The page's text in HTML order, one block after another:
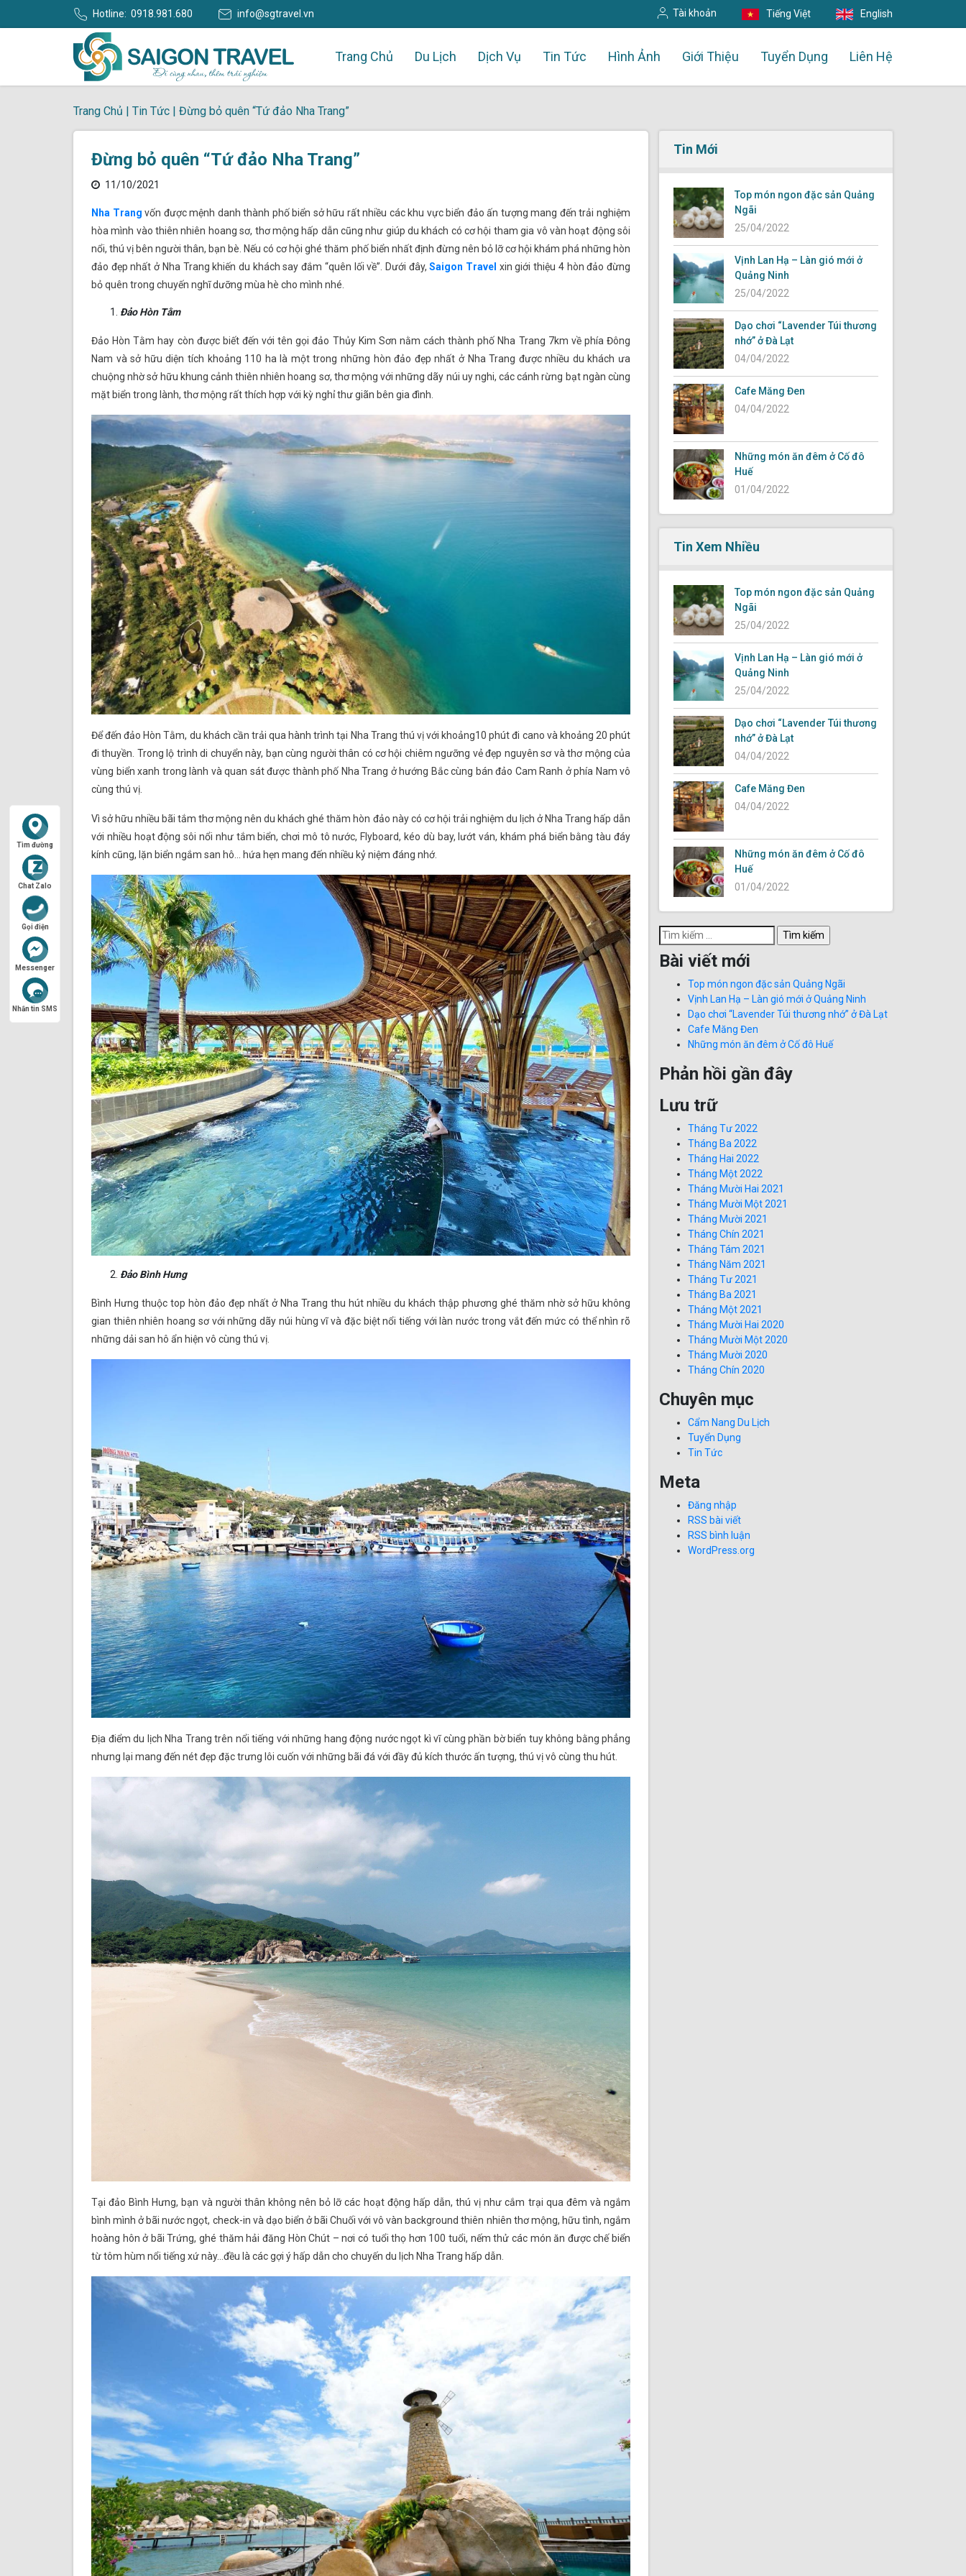
Hotline: 0918.981.680 info@sgtravel.vn Tài khoản Tiếng Việt English
Trang Chủ Du Lịch Dịch Vụ Tin Tức Hình Ảnh Giới Thiệu Tuyển Dụng Liên Hệ
Trang Chủ | Tin Tức | Đừng bỏ quên “Tứ đảo Nha Trang”
Đừng bỏ quên “Tứ đảo Nha Trang”
11/10/2021
Nha Trang vốn được mệnh danh thành phố biển sở hữu rất nhiều các khu vực biển đảo ấn tượng mang đến trải nghiệm
hòa mình vào thiên nhiên hoang sơ, thơ mộng hấp dẫn cũng như giúp du khách có cơ hội tham gia vô vàn hoạt động sôi
nổi, thú vị bên người thân, bạn bè. Nếu có cơ hội ghé thăm phố biển nhất định đừng nên bỏ lỡ cơ hội khám phá những hòn
đảo đẹp nhất ở Nha Trang khiến du khách say đắm “quên lối về”. Dưới đây,Saigon Travel xin giới thiệu 4 hòn đảo đừng
bỏ quên trong chuyến nghĩ dưỡng mùa hè cho mình nhé.
Đảo Hòn Tằm
Đảo Hòn Tằm hay còn được biết đến với tên gọi đảo Thủy Kim Sơn nằm cách thành phố Nha Trang 7km về phía Đông
Nam và sở hữu diện tích khoảng 110 ha là một trong những hòn đảo đẹp nhất ở Nha Trang được nhiều du khách ưa
chuộng nhờ sở hữu khung cảnh thiên nhiên hoang sơ, thơ mộng với những dãy núi uy nghi, các cánh rừng bạt ngàn cùng
mặt biển trong lành, thơ mộng rất thích hợp với kỳ nghỉ thư giãn bên gia đình.
Để đến đảo Hòn Tằm, du khách cần trải qua hành trình tại Nha Trang thú vị với khoảng10 phút đi cano và khoảng 20 phút
đi thuyền. Trong lộ trình di chuyển này, bạn cùng người thân có cơ hội chiêm ngưỡng vẻ đẹp nguyên sơ và thơ mộng của
vùng biển xanh trong lành và quan sát được thành phố Nha Trang ở hướng Bắc cùng bán đảo Cam Ranh ở phía Nam vô
cùng thú vị.
Vì sở hữu nhiều bãi tắm thơ mộng nên du khách ghé thăm hòn đảo này có cơ hội trải nghiệm du lịch ở Nha Trang hấp dẫn
với nhiều hoạt động sôi nổi như tắm biển, chơi mô tô nước, Flyboard, kéo dù bay, lướt ván, khám phá biển bằng tàu đáy
kính cũng, lặn biển ngắm san hô… hứa hẹn mang đến nhiều kỷ niệm đáng nhớ.
Đảo Bình Hưng
Bình Hưng thuộc top hòn đảo đẹp nhất ở Nha Trang thu hút nhiều du khách thập phương ghé thăm nhờ sở hữu không
gian thiên nhiên hoang sơ với những dãy núi hùng vĩ và đặc biệt nổi tiếng với làn nước trong vắt đến mức có thể nhìn rõ
những dải san hô ẩn hiện vô cùng thú vị.
Địa điểm du lịch Nha Trang trên nổi tiếng với những hang động nước ngọt kì vĩ cùng phần bờ biển tuy không bằng phẳng
nhưng lại mang đến nét đẹp đặc trưng lôi cuốn với những bãi đá với đầy đủ kích thước ấn tượng, thú vị vô cùng thu hút.
Tại đảo Bình Hưng, bạn và người thân không nên bỏ lỡ các hoạt động hấp dẫn, thú vị như cắm trại qua đêm và ngắm
bình mình ở bãi nước ngọt, check-in và dạo biển ở bãi Chuối với vô vàn background thiên nhiên thơ mộng, hữu tình, ngắm
hoàng hôn ở bãi Trứng, ghé thăm hải đăng Hòn Chút – nơi có tuổi thọ hơn 100 tuổi, nếm thử các món ăn được chế biển
từ tôm hùm nổi tiếng xứ này…đều là các gợi ý hấp dẫn cho chuyến du lịch Nha Trang hấp dẫn.
Tin Mới
Top món ngon đặc sản Quảng
Ngãi
25/04/2022
Vịnh Lan Hạ – Làn gió mới ở
Quảng Ninh
25/04/2022
Dạo chơi “Lavender Túi thương
nhớ” ở Đà Lạt
04/04/2022
Cafe Măng Đen
04/04/2022
Những món ăn đêm ở Cố đô
Huế
01/04/2022
Tin Xem Nhiều
Top món ngon đặc sản Quảng
Ngãi
25/04/2022
Vịnh Lan Hạ – Làn gió mới ở
Quảng Ninh
25/04/2022
Dạo chơi “Lavender Túi thương
nhớ” ở Đà Lạt
04/04/2022
Cafe Măng Đen
04/04/2022
Những món ăn đêm ở Cố đô
Huế
01/04/2022
Tìm
kiếm
cho:
Bài viết mới
Top món ngon đặc sản Quảng Ngãi
Vịnh Lan Hạ – Làn gió mới ở Quảng Ninh
Dạo chơi “Lavender Túi thương nhớ” ở Đà Lạt
Cafe Măng Đen
Những món ăn đêm ở Cố đô Huế
Phản hồi gần đây
Lưu trữ
Tháng Tư 2022
Tháng Ba 2022
Tháng Hai 2022
Tháng Một 2022
Tháng Mười Hai 2021
Tháng Mười Một 2021
Tháng Mười 2021
Tháng Chín 2021
Tháng Tám 2021
Tháng Năm 2021
Tháng Tư 2021
Tháng Ba 2021
Tháng Một 2021
Tháng Mười Hai 2020
Tháng Mười Một 2020
Tháng Mười 2020
Tháng Chín 2020
Chuyên mục
Cẩm Nang Du Lịch
Tuyển Dụng
Tin Tức
Meta
Đăng nhập
RSS bài viết
RSS bình luận
WordPress.org
Tìm đường
Chat Zalo
Gọi điện
Messenger
Nhắn tin SMS